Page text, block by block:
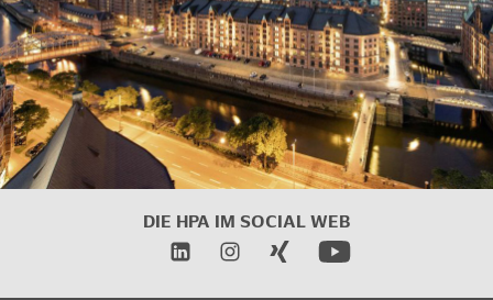
DIE HPA IM SOCIAL WEB